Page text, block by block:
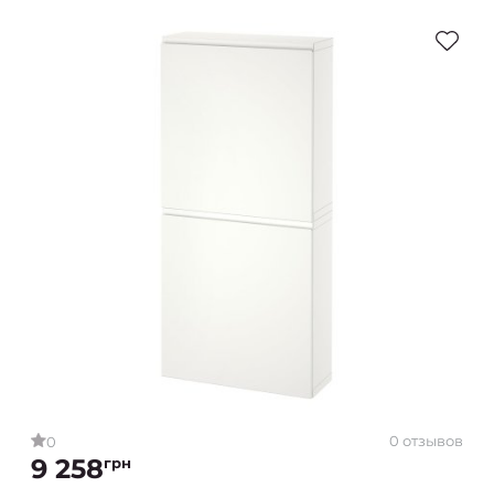
0 0 отзывов
9 258грн